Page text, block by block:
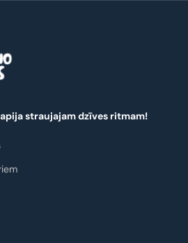
straujajam dzīves ritmam!